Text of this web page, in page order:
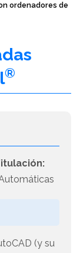
ordenadores de
®
(y su